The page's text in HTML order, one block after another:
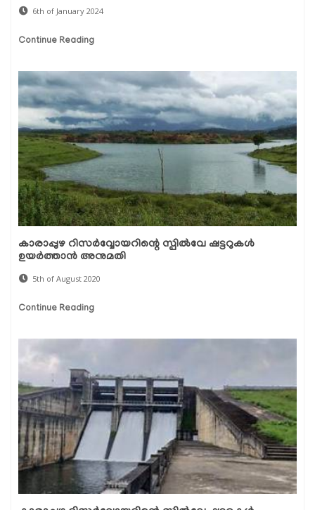
6th of January 2024
Continue Reading
കാരാപ്പുഴ റിസര്‍വ്വോയറിന്റെ സ്പില്‍വേ ഷട്ടറുകള്‍
ഉയര്‍ത്താന്‍ അനുമതി
5th of August 2020
Continue Reading